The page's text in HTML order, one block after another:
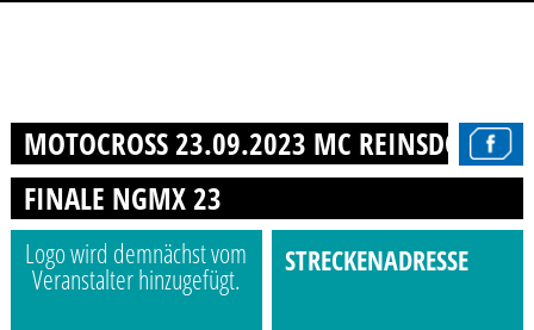
MOTOCROSS 23.09.2023 MC REINSDORF
FINALE NGMX 23
Logo wird demnächst vom
Veranstalter hinzugefügt. STRECKENADRESSE